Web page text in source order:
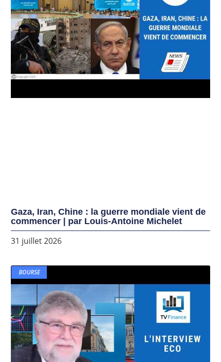
Gaza, Iran, Chine : la guerre mondiale vient de
commencer | par Louis-Antoine Michelet
31 juillet 2026
BOURSE